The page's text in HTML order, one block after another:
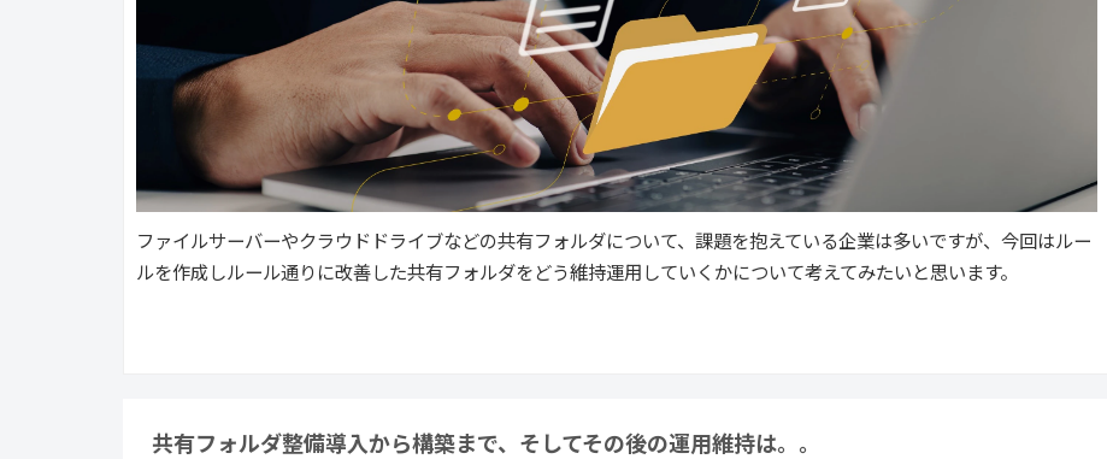
ファイルサーバーやクラウドドライブなどの共有フォルダについて、課題を抱えている企業は多いですが、今回はルー
ルを作成しルール通りに改善した共有フォルダをどう維持運用していくかについて考えてみたいと思います。
共有フォルダ整備導入から構築まで、そしてその後の運用維持は。。